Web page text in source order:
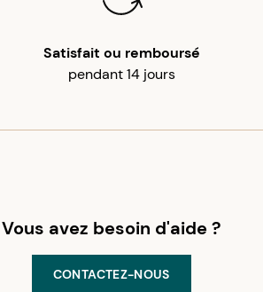
Satisfait ou remboursé
pendant 14 jours
Vous avez besoin d'aide ?
CONTACTEZ-NOUS